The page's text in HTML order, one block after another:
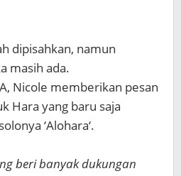
dipisahkan, namun
masih ada.
Nicole memberikan pesan
Hara yang baru saja
solonya ‘Alohara‘.
beribanyak dukungan